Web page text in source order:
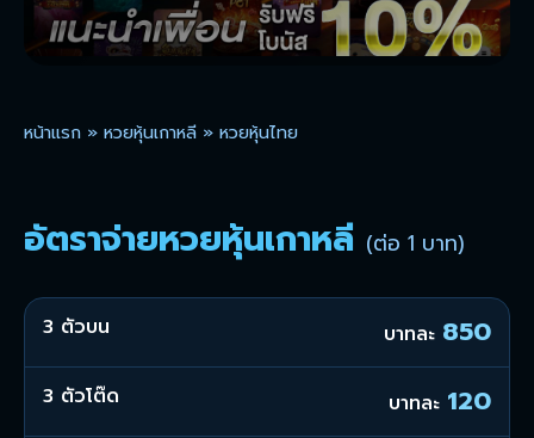
หน้าแรก » หวยหุ้นเกาหลี » หวยหุ้นไทย
อัตราจ่ายหวยหุ้นเกาหลี (ต่อ 1 บาท)
3 ตัวบน บาทละ 850
3 ตัวโต๊ด บาทละ 120